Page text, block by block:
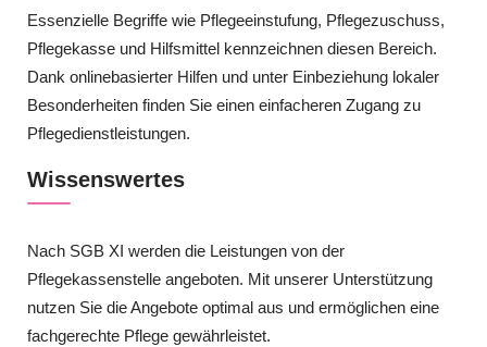
Essenzielle Begriffe wie Pflegeeinstufung, Pflegezuschuss,
Pflegekasse und Hilfsmittel kennzeichnen diesen Bereich.
Dank onlinebasierter Hilfen und unter Einbeziehung lokaler
Besonderheiten finden Sie einen einfacheren Zugang zu
Pflegedienstleistungen.
Wissenswertes
Nach SGB XI werden die Leistungen von der
Pflegekassenstelle angeboten. Mit unserer Unterstützung
nutzen Sie die Angebote optimal aus und ermöglichen eine
fachgerechte Pflege gewährleistet.